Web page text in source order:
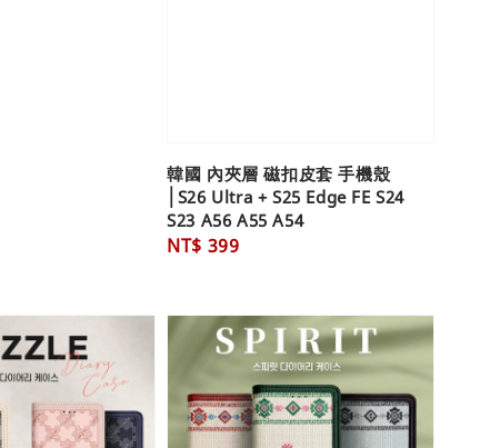
韓國 內夾層 磁扣皮套 手機殼
│S26 Ultra + S25 Edge FE S24
S23 A56 A55 A54
Regular
NT$ 399